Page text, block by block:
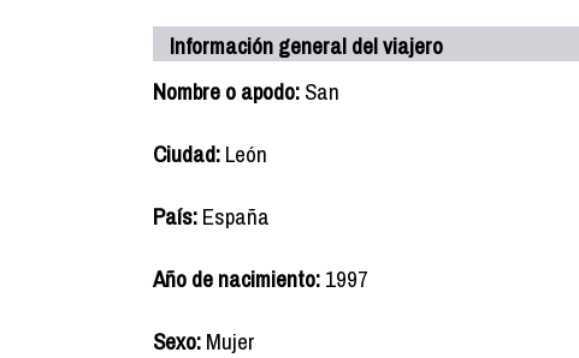
Información general del viajero
Nombre o apodo:San
Ciudad:León
País:España
Año de nacimiento:1997
Sexo:Mujer